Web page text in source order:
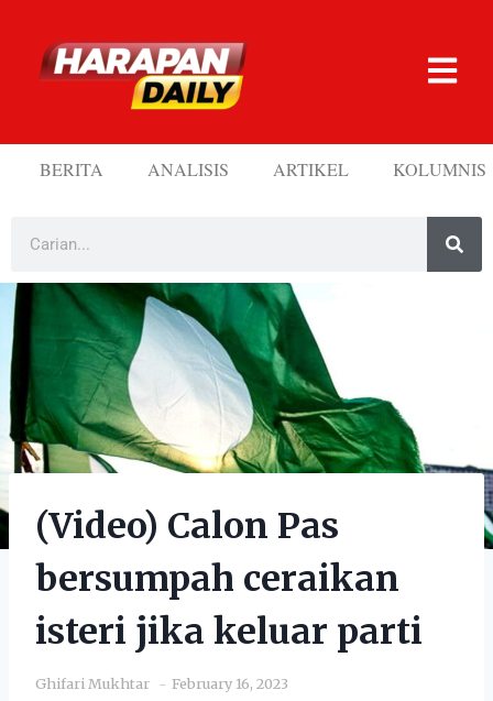
BERITA ANALISIS ARTIKEL KOLUMNIS
(Video) Calon Pas
bersumpah ceraikan
isteri jika keluar parti
Ghifari Mukhtar February 16, 2023